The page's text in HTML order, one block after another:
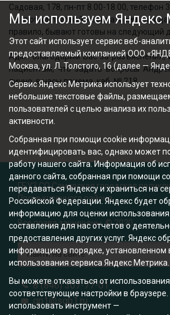
Садовая, 178, пн-пт 8.00-18.00, телефон
- в любой платной лаборатории
правило, бывают готовы на следующий
Адм.: благодарим Вас за
пациентам, что задать вопросы
лично, в часы приема, каб. № 218.
ГБУЗ СО Самарская городская
Промышленного района
Все права защищены. © 2020
Мы используем Яндекс
Этот сайт использует сервис веб-
предоставляемый компанией ООО
Москва, ул. Л. Толстого, 16 (далее —
Сервис Яндекс Метрика использует
небольшие текстовые файлы,
пользователей с целью анализа их
активности.
Собранная при помощи cookie
идентифицировать вас, однако может
работу нашего сайта. Информация об
данного сайта, собранная при помощи
передаваться Яндексу и храниться на
Российской Федерации. Яндекс будет
информацию для оценки использования
составления для нас отчетов о
предоставления других услуг. Яндекс
информацию в порядке, установленном
использования сервиса Яндекс Метрика.
Вы можете отказаться от
соответствующие настройки в
использовать инструмент —
8 (846) 307-77-01
gp1@sgp1.ru